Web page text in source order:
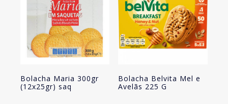
Bolacha Maria 300gr
(12x25gr) saq
Bolacha Belvita Mel e
Avelãs 225 G